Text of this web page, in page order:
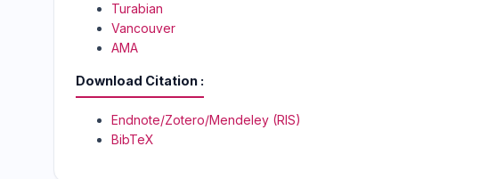
Turabian
Vancouver
AMA
Download Citation
Endnote/Zotero/Mendeley (RIS)
BibTeX